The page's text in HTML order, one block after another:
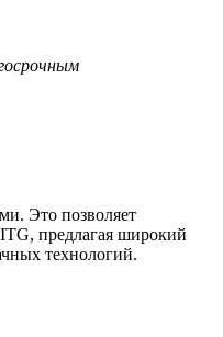
Это позволяет
предлагая широкий
технологий.